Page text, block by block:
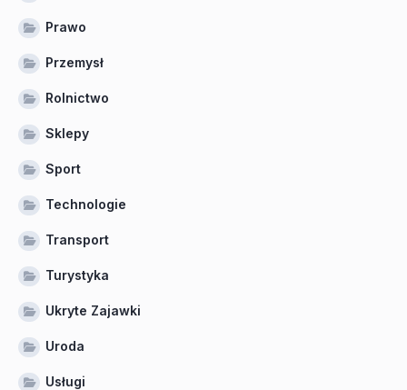
Prawo
Przemysł
Rolnictwo
Sklepy
Sport
Technologie
Transport
Turystyka
Ukryte Zajawki
Uroda
Usługi